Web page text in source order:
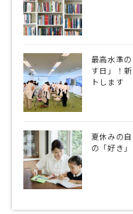
最高水準
す日」！
トします
夏休みの
の「好き